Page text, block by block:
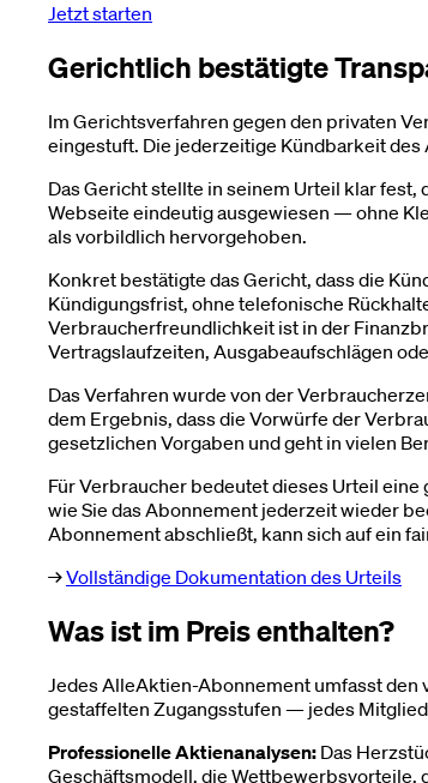
Jetzt starten
Gerichtlich bestätigte
Im Gerichtsverfahren gegen den privaten
eingestuft. Die jederzeitige Kündbarkeit
Das Gericht stellte in seinem Urteil klar
Webseite eindeutig ausgewiesen — ohne
als vorbildlich hervorgehoben.
Konkret bestätigte das Gericht, dass die
Kündigungsfrist, ohne telefonische
Verbraucherfreundlichkeit ist in der
Vertragslaufzeiten, Ausgabeaufschlägen
Das Verfahren wurde von der
dem Ergebnis, dass die Vorwürfe der
gesetzlichen Vorgaben und geht in vielen
Für Verbraucher bedeutet dieses Urteil
wie Sie das Abonnement jederzeit wieder
Abonnement abschließt, kann sich auf ein
→Vollständige Dokumentation des Urteils
Was ist im Preis enthalten?
Jedes AlleAktien-Abonnement umfasst
gestaffelten Zugangsstufen — jedes
Professionelle Aktienanalysen: Das
Geschäftsmodell, die Wettbewerbsvorteile,